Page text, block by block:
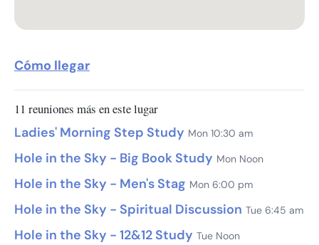
Cómo llegar
11 reuniones más en este lugar
Ladies' Morning Step Study Mon 10:30 am
Hole in the Sky - Big Book Study Mon Noon
Hole in the Sky - Men's Stag Mon 6:00 pm
Hole in the Sky - Spiritual Discussion Tue 6:45 am
Hole in the Sky - 12&12 Study Tue Noon